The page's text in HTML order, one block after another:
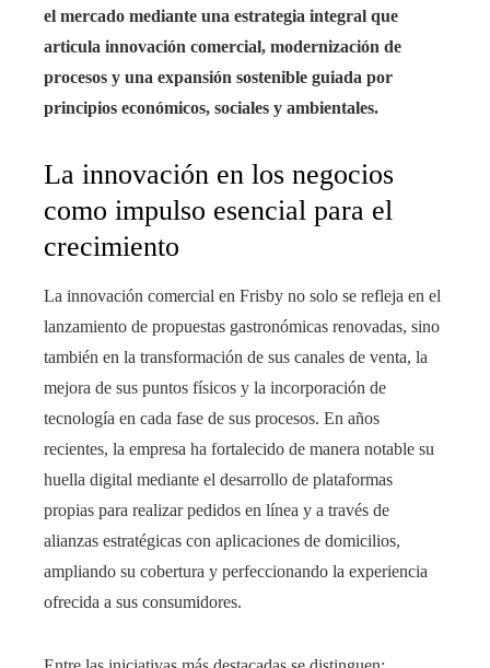
el mercado mediante una estrategia integral que
articula innovación comercial, modernización de
procesos y una expansión sostenible guiada por
principios económicos, sociales y ambientales.
La innovación en los negocios
como impulso esencial para el
crecimiento
La innovación comercial en Frisby no solo se refleja en el
lanzamiento de propuestas gastronómicas renovadas, sino
también en la transformación de sus canales de venta, la
mejora de sus puntos físicos y la incorporación de
tecnología en cada fase de sus procesos. En años
recientes, la empresa ha fortalecido de manera notable su
huella digital mediante el desarrollo de plataformas
propias para realizar pedidos en línea y a través de
alianzas estratégicas con aplicaciones de domicilios,
ampliando su cobertura y perfeccionando la experiencia
ofrecida a sus consumidores.